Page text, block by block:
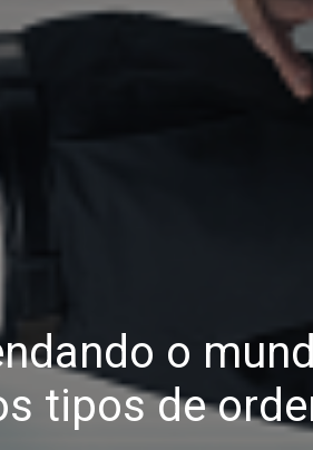
o
tipos de